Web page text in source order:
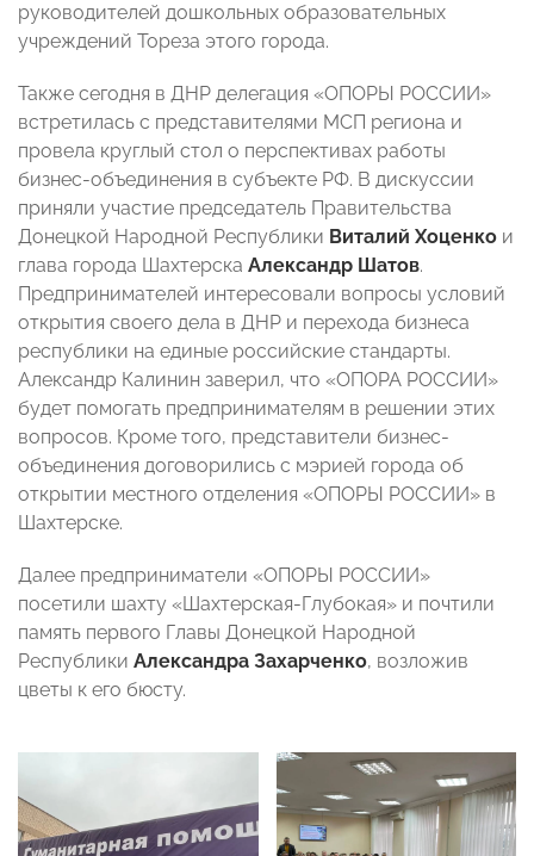
руководителей дошкольных образовательных
учреждений Тореза этого города.
Также сегодня в ДНР делегация «ОПОРЫ РОССИИ»
встретилась с представителями МСП региона и
провела круглый стол о перспективах работы
бизнес-объединения в субъекте РФ. В дискуссии
приняли участие председатель Правительства
Донецкой Народной Республики Виталий Хоценко и
глава города Шахтерска Александр Шатов.
Предпринимателей интересовали вопросы условий
открытия своего дела в ДНР и перехода бизнеса
республики на единые российские стандарты.
Александр Калинин заверил, что «ОПОРА РОССИИ»
будет помогать предпринимателям в решении этих
вопросов. Кроме того, представители бизнес-
объединения договорились с мэрией города об
открытии местного отделения «ОПОРЫ РОССИИ» в
Шахтерске.
Далее предприниматели «ОПОРЫ РОССИИ»
посетили шахту «Шахтерская-Глубокая» и почтили
память первого Главы Донецкой Народной
Республики Александра Захарченко, возложив
цветы к его бюсту.